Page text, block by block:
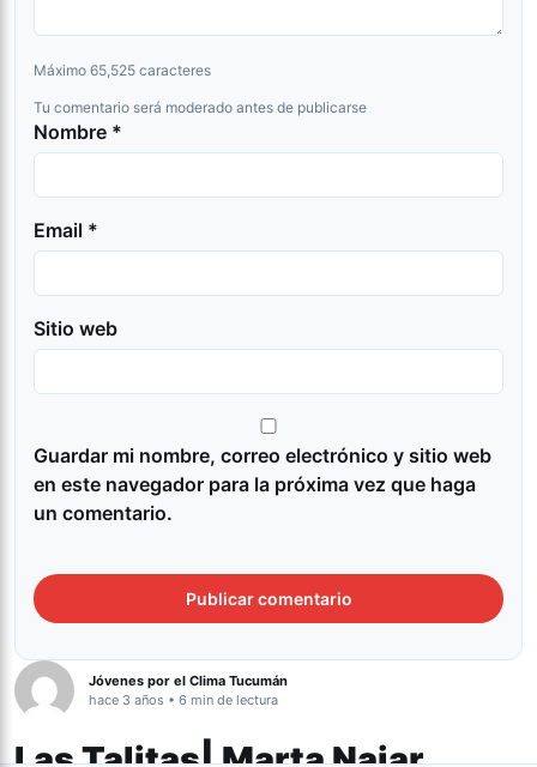
Máximo 65,525 caracteres
Tu comentario será moderado antes de publicarse
Nombre *
Email *
Sitio web
Guardar mi nombre, correo electrónico y sitio web
en este navegador para la próxima vez que haga
un comentario.
Jóvenes por el Clima Tucumán
hace 3 años • 6 min de lectura